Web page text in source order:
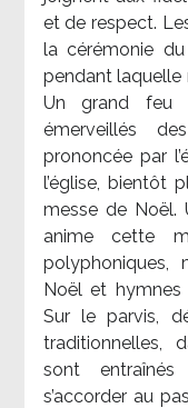
et de respect.
la cérémonie
pendant laquelle
Un grand feu
émerveillés
prononcée par
l’église, bientôt
messe de Noël.
anime cette
polyphoniques,
Noël et hymnes
Sur le parvis,
traditionnelles,
sont
s’accorder au